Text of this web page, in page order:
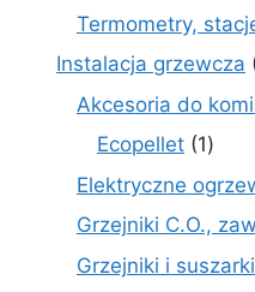
produktów
Termometry,
Instalacja grzewcza
Akcesoria do
Ecopellet 11
Elektryczne
Grzejniki C.O.,
Grzejniki i